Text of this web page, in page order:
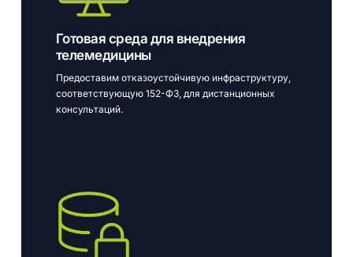
Готовая среда для внедрения
телемедицины
Предоставим отказоустойчивую инфраструктуру,
соответствующую 152-ФЗ, для дистанционных
консультаций.